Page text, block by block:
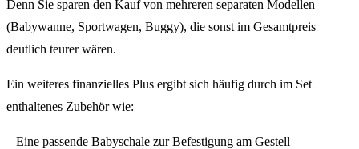
Denn Sie sparen den Kauf von mehreren separaten Modellen
(Babywanne, Sportwagen, Buggy), die sonst im Gesamtpreis
deutlich teurer wären.
Ein weiteres finanzielles Plus ergibt sich häufig durch im Set
enthaltenes Zubehör wie:
– Eine passende Babyschale zur Befestigung am Gestell